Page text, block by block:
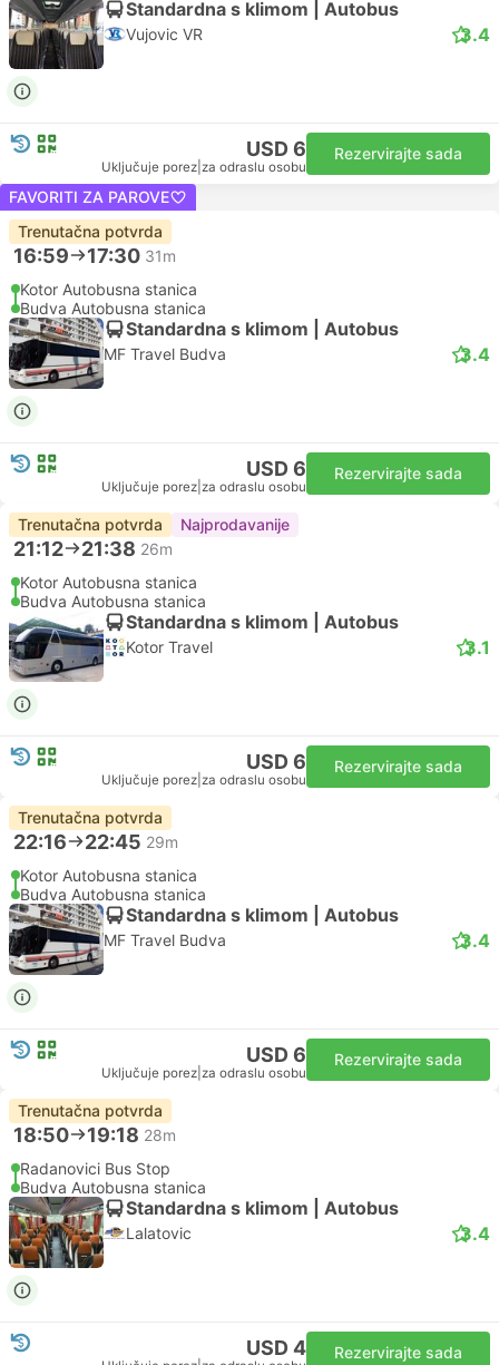
Standardna s klimom | Autobus
Vujovic VR 3.4
USD 6
Uključuje porez za odraslu osobu
Rezervirajte sada
FAVORITI ZA PAROVE
Trenutačna potvrda
16:59 17:30 31m
Kotor Autobusna stanica
Budva Autobusna stanica
Standardna s klimom | Autobus
MF Travel Budva 3.4
USD 6
Uključuje porez za odraslu osobu
Rezervirajte sada
Trenutačna potvrda Najprodavanije
21:12 21:38 26m
Kotor Autobusna stanica
Budva Autobusna stanica
Standardna s klimom | Autobus
Kotor Travel 3.1
USD 6
Uključuje porez za odraslu osobu
Rezervirajte sada
Trenutačna potvrda
22:16 22:45 29m
Kotor Autobusna stanica
Budva Autobusna stanica
Standardna s klimom | Autobus
MF Travel Budva 3.4
USD 6
Uključuje porez za odraslu osobu
Rezervirajte sada
Trenutačna potvrda
18:50 19:18 28m
Radanovici Bus Stop
Budva Autobusna stanica
Standardna s klimom | Autobus
Lalatovic 3.4
USD 4 Rezervirajte sada